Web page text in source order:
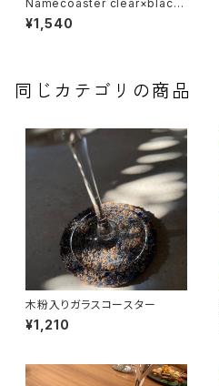
Namecoaster clear×black
print
¥1,540
同じカテゴリの商品
木粉入りガラスコースター
¥1,210